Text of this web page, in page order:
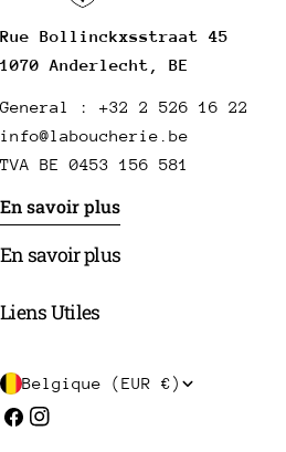
Rue Bollinckxsstraat 45
1070 Anderlecht, BE
General : +32 2 526 16 22
info@laboucherie.be
TVA BE 0453 156 581
En savoir plus
En savoir plus
Liens Utiles
P
a
Belgique (EUR €)
Facebook
Instagram